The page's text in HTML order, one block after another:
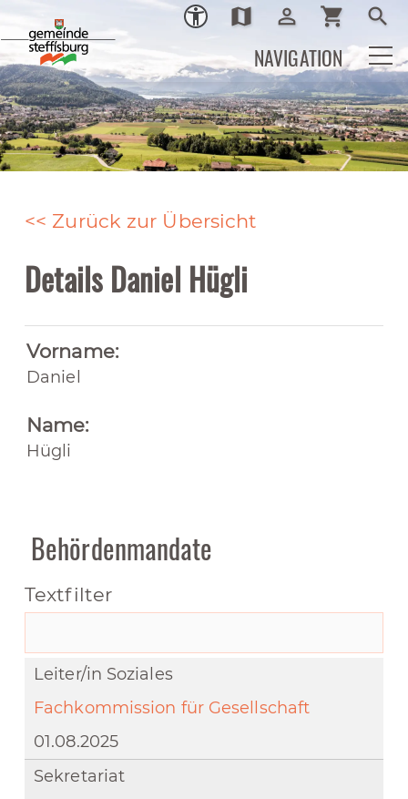
Ortsplan
map Login
person_outline shopping_cart search
NAVIGATION
<< Zurück zur Übersicht
Details Daniel Hügli
Vorname:
Daniel
Name:
Hügli
Behördenmandate
Textfilter
Leiter/in Soziales
Fachkommission für Gesellschaft
01.08.2025
Sekretariat